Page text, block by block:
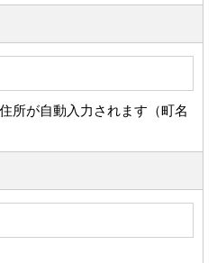
所が自動入力されます（町名